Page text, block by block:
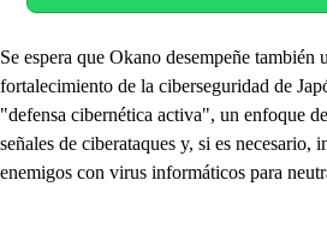
Se espera que Okano desempeñe también
fortalecimiento de la ciberseguridad de
"defensa cibernética activa", un enfoque
señales de ciberataques y, si es necesario,
enemigos con virus informáticos para